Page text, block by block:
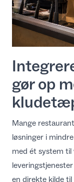
gør op
Mange
løsninger i
med ét system
en direkte kilde til